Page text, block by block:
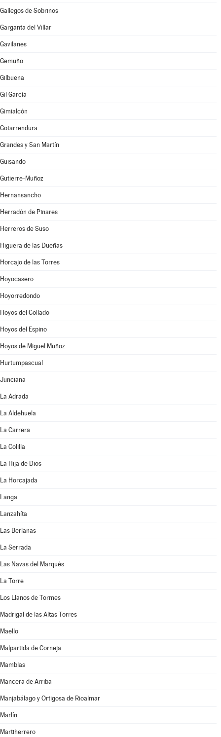
Gallegos de Sobrinos
Garganta del Villar
Gavilanes
Gemuño
Gilbuena
Gil García
Gimialcón
Gotarrendura
Grandes y San Martín
Guisando
Gutierre-Muñoz
Hernansancho
Herradón de Pinares
Herreros de Suso
Higuera de las Dueñas
Horcajo de las Torres
Hoyocasero
Hoyorredondo
Hoyos del Collado
Hoyos del Espino
Hoyos de Miguel Muñoz
Hurtumpascual
Junciana
La Adrada
La Aldehuela
La Carrera
La Colilla
La Hija de Dios
La Horcajada
Langa
Lanzahíta
Las Berlanas
La Serrada
Las Navas del Marqués
La Torre
Los Llanos de Tormes
Madrigal de las Altas Torres
Maello
Malpartida de Corneja
Mamblas
Mancera de Arriba
Manjabálago y Ortigosa de Rioalmar
Marlín
Martiherrero